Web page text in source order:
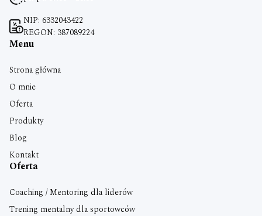
NIP: 6332043422
REGON: 387089224
Menu
Strona główna
O mnie
Oferta
Produkty
Blog
Kontakt
Oferta
Coaching / Mentoring dla liderów
Trening mentalny dla sportowców